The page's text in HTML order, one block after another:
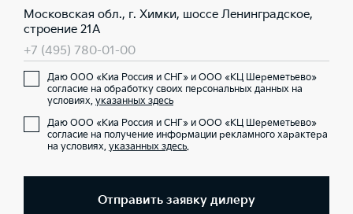
Московская обл., г. Химки, шоссе Ленинградское,
строение 21А
+7 (495) 780-01-00
Даю ООО «Киа Россия и СНГ» и ООО «КЦ Шереметьево»
согласие на обработку своих персональных данных на
условиях, указанных здесь
Даю ООО «Киа Россия и СНГ» и ООО «КЦ Шереметьево»
согласие на получение информации рекламного характера
на условиях, указанных здесь.
Отправить заявку дилеру